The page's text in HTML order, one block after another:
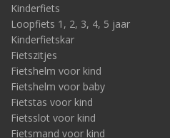
Kinderfiets
Loopfiets 1, 2, 3, 4, 5 jaar
Kinderfietskar
Fietszitjes
Fietshelm voor kind
Fietshelm voor baby
Fietstas voor kind
Fietsslot voor kind
Fietsmand voor kind